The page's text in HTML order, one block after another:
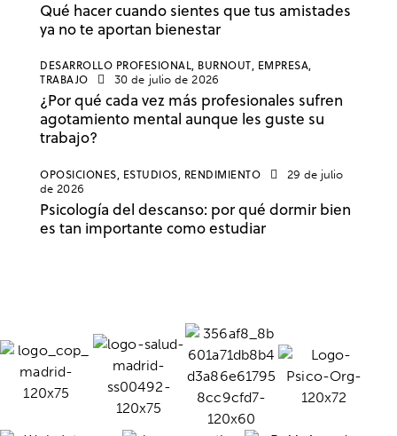
Qué hacer cuando sientes que tus amistades
ya no te aportan bienestar
DESARROLLO PROFESIONAL, BURNOUT, EMPRESA,
TRABAJO
30 de julio de 2026
¿Por qué cada vez más profesionales sufren
agotamiento mental aunque les guste su
trabajo?
OPOSICIONES, ESTUDIOS, RENDIMIENTO
29 de julio
de 2026
Psicología del descanso: por qué dormir bien
es tan importante como estudiar